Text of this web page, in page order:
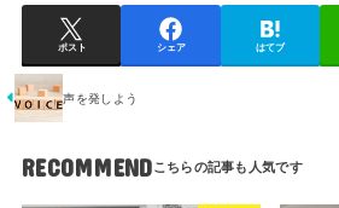
ポスト シェア はてブ
声を発しよう
RECOMMEND